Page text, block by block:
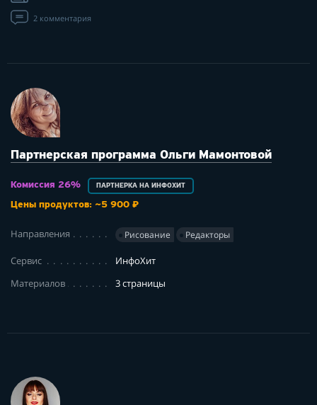
2 комментария
Партнерская программа Ольги Мамонтовой
Комиссия 26% ПАРТНЕРКА НА ИНФОХИТ
Цены продуктов: ~5 900 ₽
Направления Рисование Редакторы
Сервис
ИнфоХит
Материалов
3 страницы